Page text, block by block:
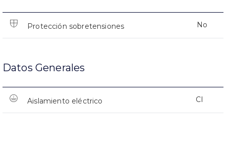
Protección sobretensiones No
Datos Generales
Aislamiento eléctrico CI